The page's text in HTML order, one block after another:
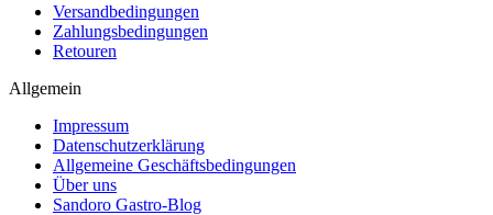
Versandbedingungen
Zahlungsbedingungen
Retouren
Allgemein
Impressum
Datenschutzerklärung
Allgemeine Geschäftsbedingungen
Über uns
Sandoro Gastro-Blog